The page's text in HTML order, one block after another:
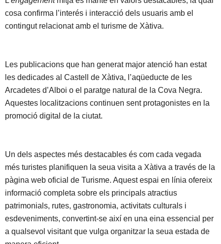
cosa confirma l’interés i interacció dels usuaris amb el
contingut relacionat amb el turisme de Xàtiva.
Les publicacions que han generat major atenció han estat
les dedicades al Castell de Xàtiva, l’aqüeducte de les
Arcadetes d’Alboi o el paratge natural de la Cova Negra.
Aquestes localitzacions continuen sent protagonistes en la
promoció digital de la ciutat.
Un dels aspectes més destacables és com cada vegada
més turistes planifiquen la seua visita a Xàtiva a través de la
pàgina web oficial de Turisme. Aquest espai en línia ofereix
informació completa sobre els principals atractius
patrimonials, rutes, gastronomia, activitats culturals i
esdeveniments, convertint-se així en una eina essencial per
a qualsevol visitant que vulga organitzar la seua estada de